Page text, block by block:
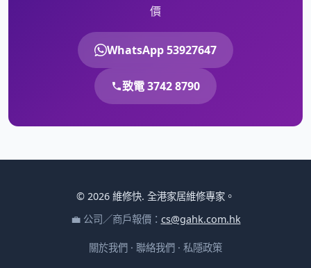
價
WhatsApp 53927647
致電 3742 8790
© 2026 維修快. 全港家居維修專家。
💼 公司／商戶報價： cs@gahk.com.hk
關於我們 · 聯絡我們 · 私隱政策